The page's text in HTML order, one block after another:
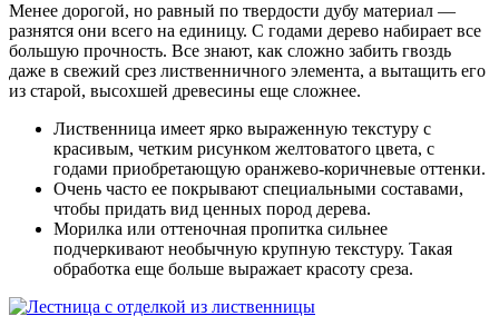
Менее дорогой, но равный по твердости дубу материал —
разнятся они всего на единицу. С годами дерево набирает все
большую прочность. Все знают, как сложно забить гвоздь
даже в свежий срез лиственничного элемента, а вытащить его
из старой, высохшей древесины еще сложнее.
Лиственница имеет ярко выраженную текстуру с
красивым, четким рисунком желтоватого цвета, с
годами приобретающую оранжево-коричневые оттенки.
Очень часто ее покрывают специальными составами,
чтобы придать вид ценных пород дерева.
Морилка или оттеночная пропитка сильнее
подчеркивают необычную крупную текстуру. Такая
обработка еще больше выражает красоту среза.